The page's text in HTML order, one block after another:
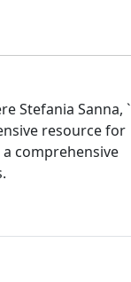
Stefania Sanna, `
resource for
comprehensive